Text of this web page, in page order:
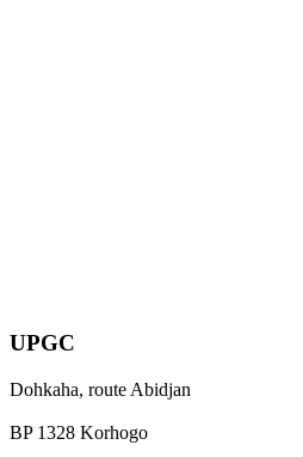
UPGC
Dohkaha, route Abidjan
BP 1328 Korhogo